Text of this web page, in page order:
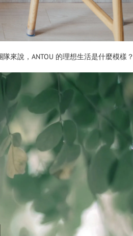
來說，ANTOU 的理想生活是什麼模樣？